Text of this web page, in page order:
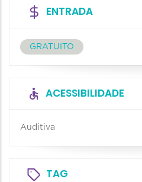
ENTRADA
GRATUITO
ACESSIBILIDADE
Auditiva
TAG